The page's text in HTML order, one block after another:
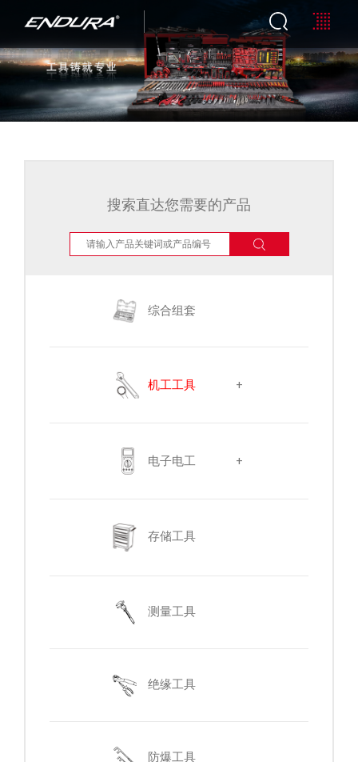
搜索直达您需要的产品
综合组套
机工工具 +
电子电工 +
存储工具
测量工具
绝缘工具
防爆工具